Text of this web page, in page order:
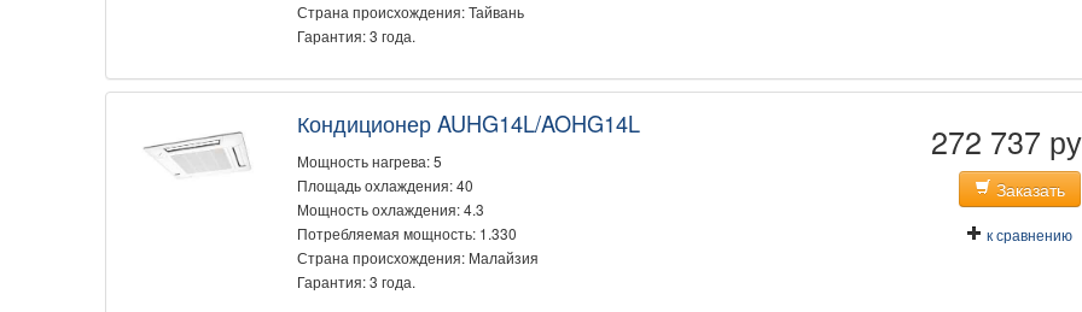
Страна происхождения: Тайвань
Гарантия: 3 года.
Кондиционер AUHG14L/AOHG14L
Мощность нагрева: 5
Площадь охлаждения: 40
Мощность охлаждения: 4.3
Потребляемая мощность: 1.330
Страна происхождения: Малайзия
Гарантия: 3 года.
272 737
Заказать
к сравнению